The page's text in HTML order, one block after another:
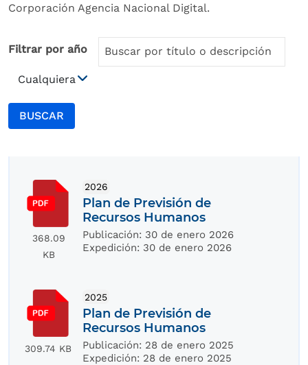
Corporación Agencia Nacional Digital.
Filtrar por año
BUSCAR
368.09
KB
2026
Plan de Previsión de
Recursos Humanos
Publicación: 30 de enero 2026
Expedición: 30 de enero 2026
309.74 KB
2025
Plan de Previsión de
Recursos Humanos
Publicación: 28 de enero 2025
Expedición: 28 de enero 2025